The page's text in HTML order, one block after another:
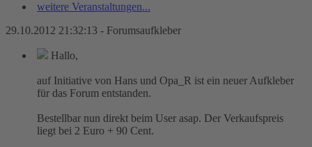
weitere Veranstaltungen...
29.10.2012 21:32:13 - Forumsaufkleber
Hallo,
auf Initiative von Hans und Opa_R ist ein neuer Aufkleber
für das Forum entstanden.
Bestellbar nun direkt beim User asap. Der Verkaufspreis
liegt bei 2 Euro + 90 Cent.